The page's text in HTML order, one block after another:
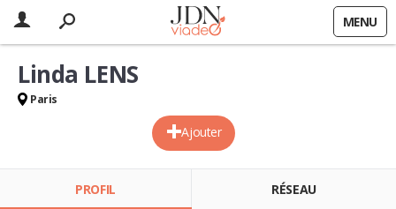
MENU
Ajouter
Linda LENS
Paris
PROFIL RÉSEAU